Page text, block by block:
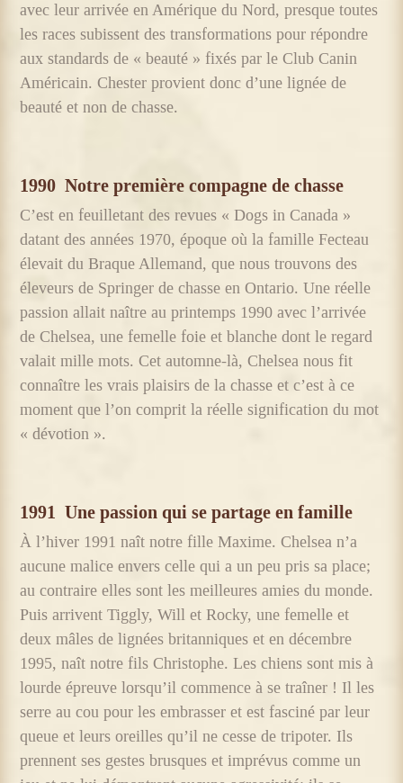
avec leur arrivée en Amérique du Nord, presque toutes
les races subissent des transformations pour répondre
aux standards de « beauté » fixés par le Club Canin
Américain. Chester provient donc d’une lignée de
beauté et non de chasse.
1990 Notre première compagne de chasse
C’est en feuilletant des revues « Dogs in Canada »
datant des années 1970, époque où la famille Fecteau
élevait du Braque Allemand, que nous trouvons des
éleveurs de Springer de chasse en Ontario. Une réelle
passion allait naître au printemps 1990 avec l’arrivée
de Chelsea, une femelle foie et blanche dont le regard
valait mille mots. Cet automne-là, Chelsea nous fit
connaître les vrais plaisirs de la chasse et c’est à ce
moment que l’on comprit la réelle signification du mot
« dévotion ».
1991 Une passion qui se partage en famille
À l’hiver 1991 naît notre fille Maxime. Chelsea n’a
aucune malice envers celle qui a un peu pris sa place;
au contraire elles sont les meilleures amies du monde.
Puis arrivent Tiggly, Will et Rocky, une femelle et
deux mâles de lignées britanniques et en décembre
1995, naît notre fils Christophe. Les chiens sont mis à
lourde épreuve lorsqu’il commence à se traîner ! Il les
serre au cou pour les embrasser et est fasciné par leur
queue et leurs oreilles qu’il ne cesse de tripoter. Ils
prennent ses gestes brusques et imprévus comme un